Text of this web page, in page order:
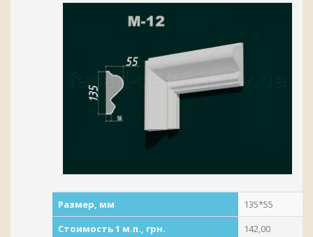
Размер, мм
135*55
Стоимость 1 м.п., грн.
142,00